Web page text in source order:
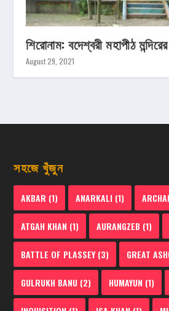
শিরোনাম: বদেশ্বরী মহাপীঠ
August 29, 2021
সহজে খুঁজুন
AKBAR (1) ANARKALI (1)
ATGAH KHAN (1) AURANGZEB (1)
BATTLE OF PLASSEY(3) GREAT
GULRUKH BANU (2) HUMAYUN (1)